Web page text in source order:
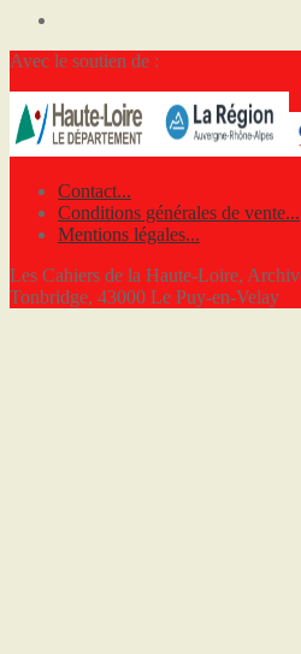
Avec le soutien de :
Contact...
Conditions générales de vente...
Mentions légales...
Les Cahiers de la Haute-Loire,
Tonbridge, 43000 Le Puy-en-Velay